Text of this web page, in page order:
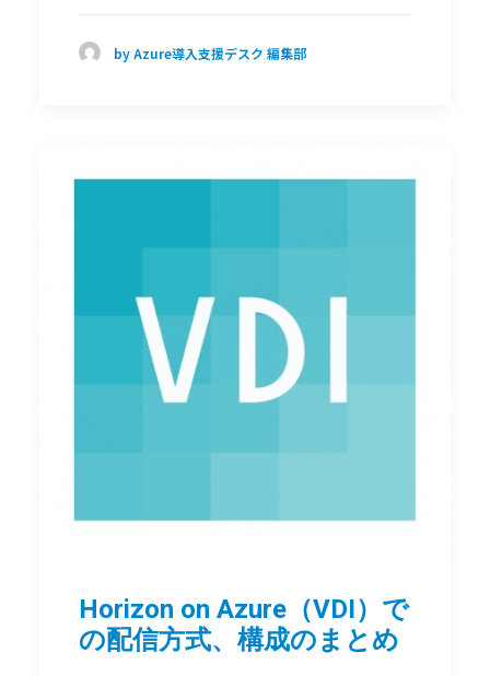
by Azure導入支援デスク 編集部
Horizon on Azure（VDI）で
の配信方式、構成のまとめ